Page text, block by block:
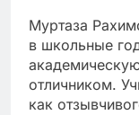
Муртаза
в школьные
отличником.
как